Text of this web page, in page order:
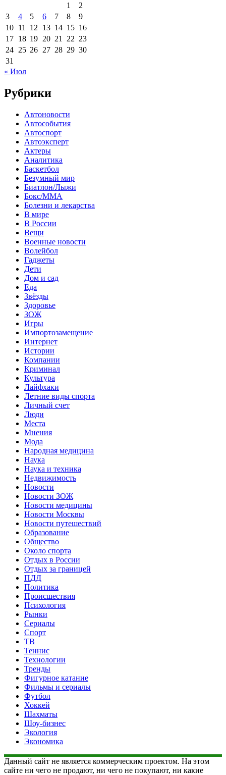
1
2
3
4 5 6 7 8
9
10 11 12 13 14 15 16
17 18 19 20 21 22 23
24 25 26 27 28 29 30
31
« Июл
Рубрики
Автоновости
Автособытия
Автоспорт
Автоэксперт
Актеры
Аналитика
Баскетбол
Безумный мир
Биатлон/Лыжи
Бокс/MMA
Болезни и лекарства
В мире
В России
Вещи
Военные новости
Волейбол
Гаджеты
Дети
Дом и сад
Еда
Звёзды
Здоровье
ЗОЖ
Игры
Импортозамещение
Интернет
Истории
Компании
Криминал
Культура
Лайфхаки
Летние виды спорта
Личный счет
Люди
Места
Мнения
Мода
Народная медицина
Наука
Наука и техника
Недвижимость
Новости
Новости ЗОЖ
Новости медицины
Новости Москвы
Новости путешествий
Образование
Общество
Около спорта
Отдых в России
Отдых за границей
ПДД
Политика
Происшествия
Психология
Рынки
Сериалы
Спорт
ТВ
Теннис
Технологии
Тренды
Фигурное катание
Фильмы и сериалы
Футбол
Хоккей
Шахматы
Шоу-бизнес
Экология
Экономика
Данный сайт не является коммерческим проектом. На этом
сайте ни чего не продают, ни чего не покупают, ни какие